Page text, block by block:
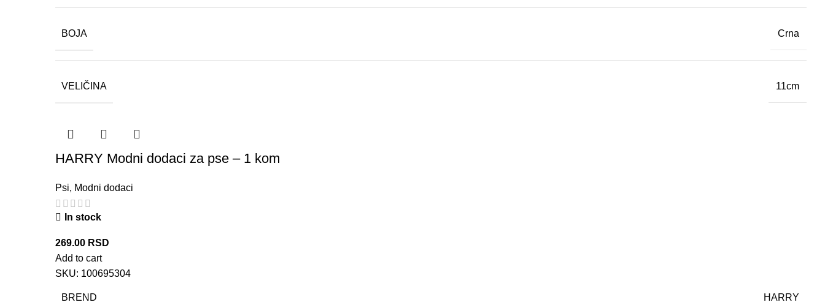
BOJA Crna
VELIČINA 11cm
HARRY Modni dodaci za pse – 1 kom
Psi, Modni dodaci
In stock
269.00 RSD
Add to cart
SKU: 100695304
BREND HARRY